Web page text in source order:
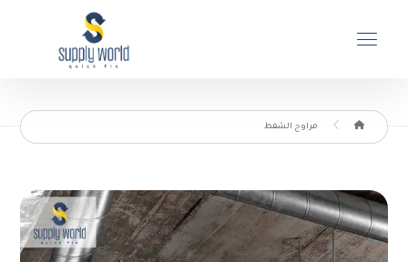
مراوح الشفط